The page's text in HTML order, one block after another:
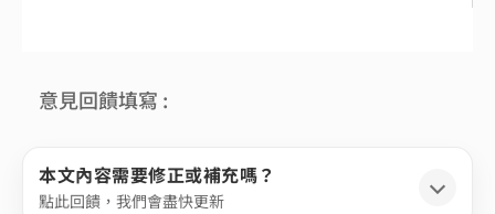
意見回饋填寫 :
本文內容需要修正或補充嗎？
點此回饋，我們會盡快更新